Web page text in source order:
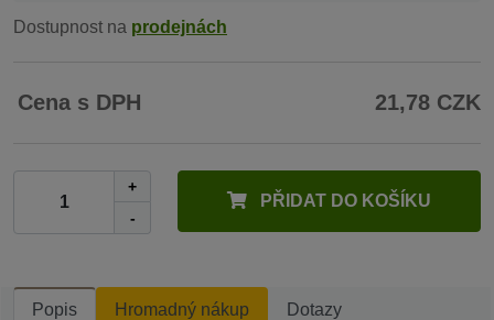
Dostupnost na prodejnách
Cena s DPH 21,78 CZK
+
-
PŘIDAT DO KOŠÍKU
Popis Hromadný nákup Dotazy